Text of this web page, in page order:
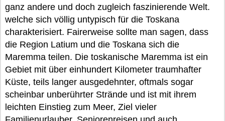
ganz andere und doch zugleich faszinierende Welt.
welche sich völlig untypisch für die Toskana
charakterisiert. Fairerweise sollte man sagen, dass
die Region Latium und die Toskana sich die
Maremma teilen. Die toskanische Maremma ist ein
Gebiet mit über einhundert Kilometer traumhafter
Küste, teils langer ausgedehnter, oftmals sogar
scheinbar unberührter Strände und ist mit ihrem
leichten Einstieg zum Meer, Ziel vieler